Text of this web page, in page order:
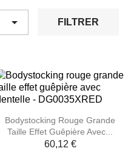
 FILTRER
Bodystocking Rouge Grande
Taille Effet Guêpière Avec...
60,12 €